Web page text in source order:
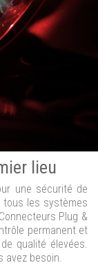
lieu
une sécurité de
tous les systèmes
Plug &
permanent et
qualité élevées.
avez besoin.